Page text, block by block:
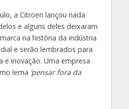
a Citroën lançou nada
e alguns deles deixaram
na história da indústria
e serão lembrados para
e inovação. Uma empresa
lema ‘pensar fora da